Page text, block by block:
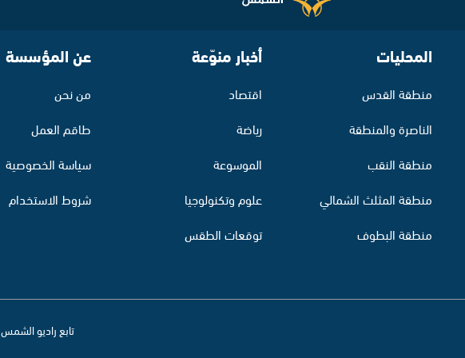
المحليات
منطقة القدس
الناصرة والمنطقة
منطقة النقب
منطقة المثلث الشمالي
منطقة البطوف
أخبار منوّعة
اقتصاد
رياضة
الموسوعة
علوم وتكنولوجيا
توقعات الطقس
عن المؤسسة
من نحن
طاقم العمل
سياسة الخصوصية
شروط الاستخدام
تابع راديو الشمس